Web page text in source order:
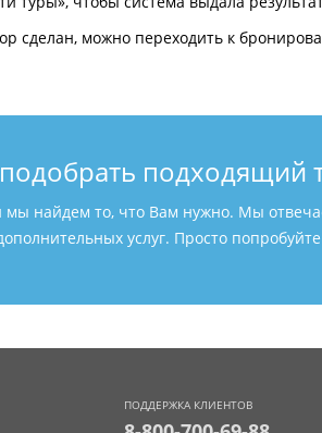
сделан, можно переходить к
подходящий
мы найдем то, что Вам нужно. Мы
услуг. Просто
ПОДДЕРЖКА КЛИЕНТОВ